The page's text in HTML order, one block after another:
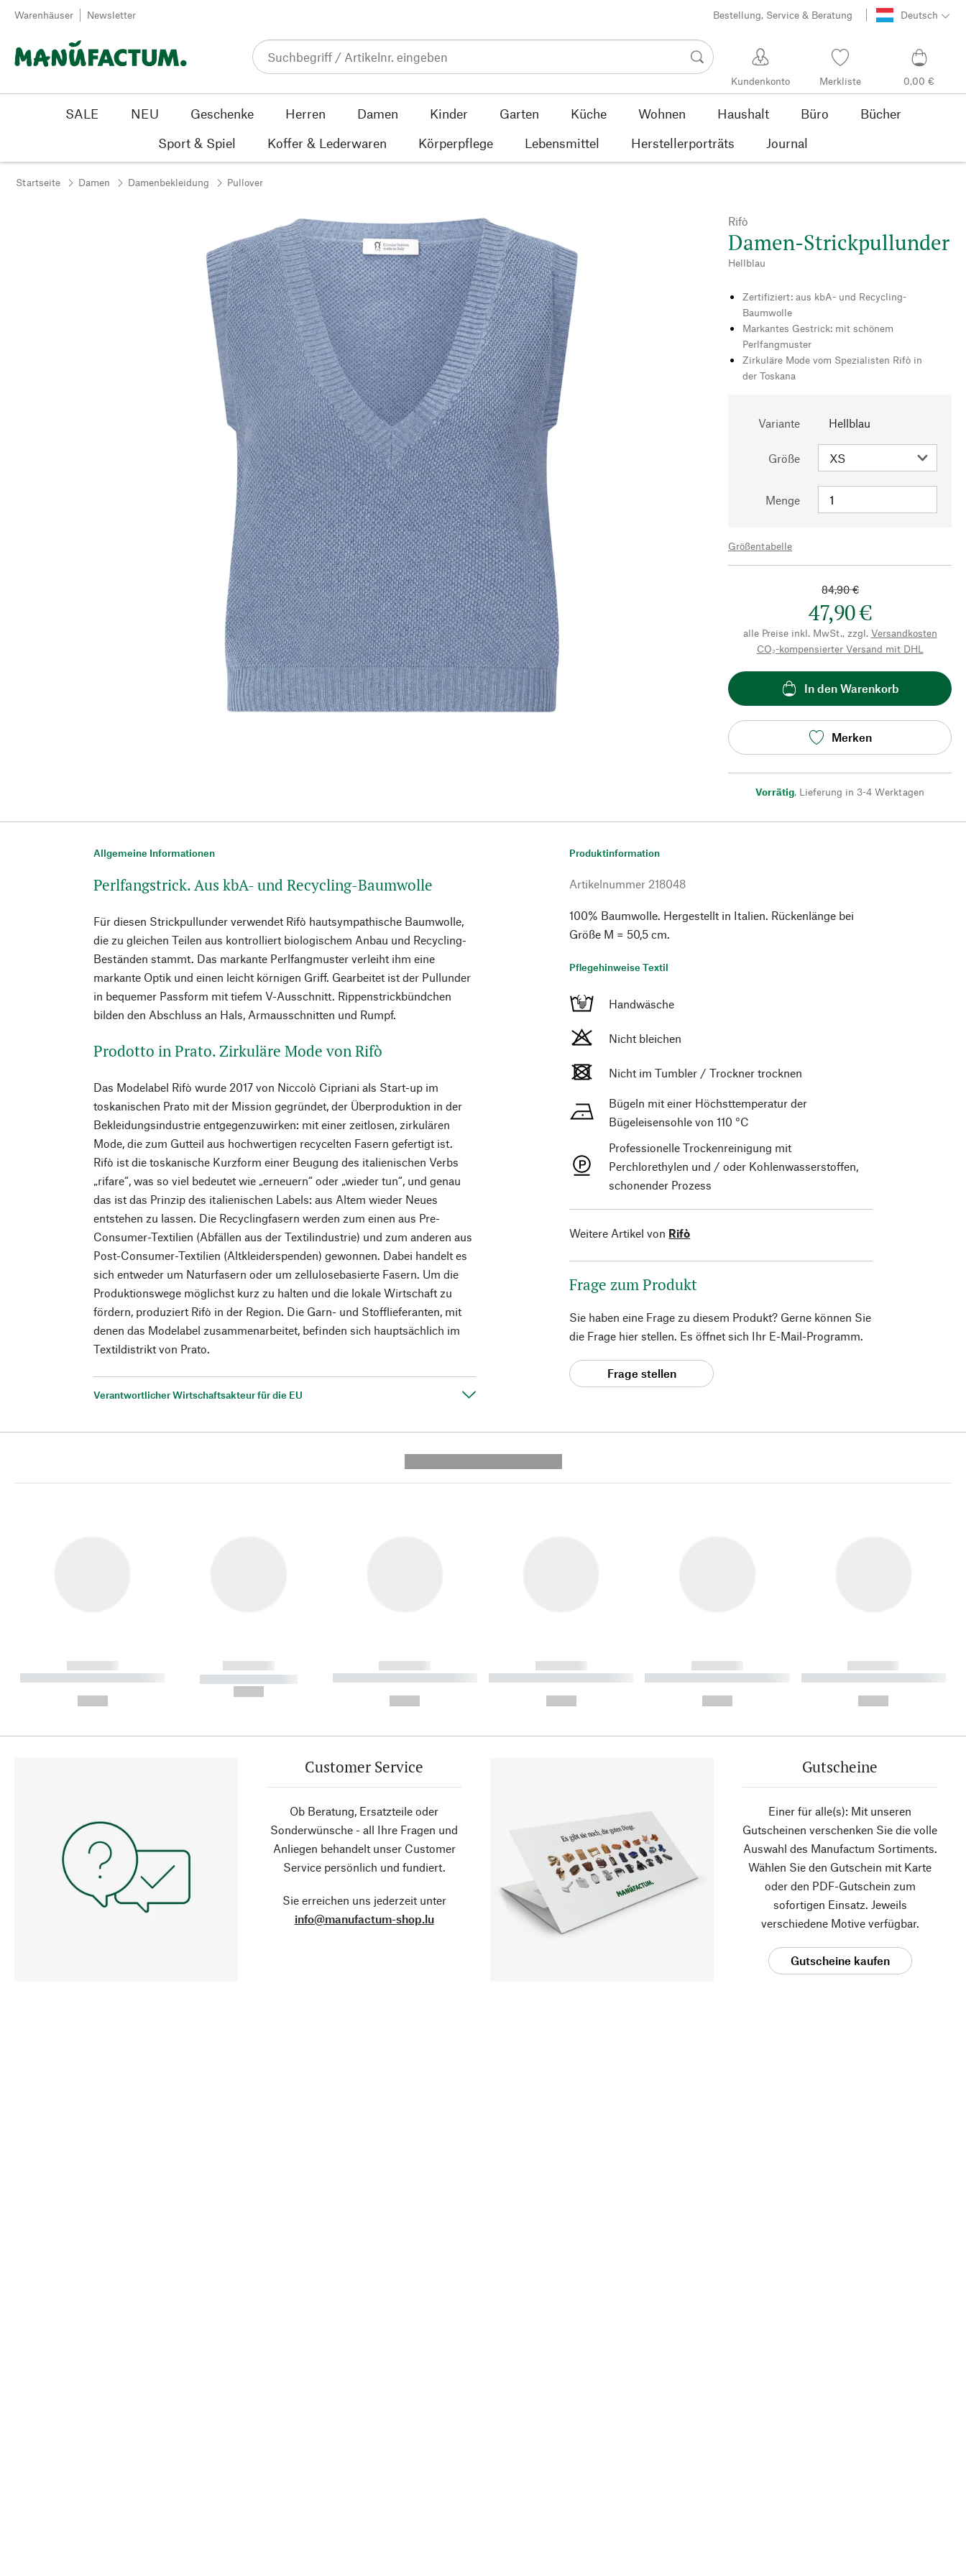
Zum Inhalt springen
Warenhäuser Newsletter Bestellung, Service & Beratung Deutsch
Kundenkonto Merkliste 0,00 €
SALE NEU Geschenke Herren Damen Kinder Garten Küche Wohnen Haushalt Büro
Bücher
Sport & Spiel
Koffer & Lederwaren Körperpflege Lebensmittel Herstellerporträts Journal
Startseite Damen Damenbekleidung Pullover
Rifò
Damen-Strickpullunder
Hellblau
Zertifiziert: aus kbA- und Recycling-
Baumwolle
Markantes Gestrick: mit schönem
Perlfangmuster
Zirkuläre Mode vom Spezialisten Rifò in
der Toskana
Variante Hellblau
Größe
Menge
Größentabelle
84,90 €
47,90 €
alle Preise inkl. MwSt., zzgl. Versandkosten
CO₂-kompensierter Versand mit DHL
In den Warenkorb
Merken
Vorrätig, Lieferung in 3-4 Werktagen
Allgemeine Informationen
Perlfangstrick. Aus kbA- und Recycling-Baumwolle
Für diesen Strickpullunder verwendet Rifò hautsympathische Baumwolle,
die zu gleichen Teilen aus kontrolliert biologischem Anbau und Recycling-
Beständen stammt. Das markante Perlfangmuster verleiht ihm eine
markante Optik und einen leicht körnigen Griff. Gearbeitet ist der Pullunder
in bequemer Passform mit tiefem V-Ausschnitt. Rippenstrickbündchen
bilden den Abschluss an Hals, Armausschnitten und Rumpf.
Prodotto in Prato. Zirkuläre Mode von Rifò
Das Modelabel Rifò wurde 2017 von Niccolò Cipriani als Start-up im
toskanischen Prato mit der Mission gegründet, der Überproduktion in der
Bekleidungsindustrie entgegenzuwirken: mit einer zeitlosen, zirkulären
Mode, die zum Gutteil aus hochwertigen recycelten Fasern gefertigt ist.
Rifò ist die toskanische Kurzform einer Beugung des italienischen Verbs
„rifare“, was so viel bedeutet wie „erneuern“ oder „wieder tun“, und genau
das ist das Prinzip des italienischen Labels: aus Altem wieder Neues
entstehen zu lassen. Die Recyclingfasern werden zum einen aus Pre-
Consumer-Textilien (Abfällen aus der Textilindustrie) und zum anderen aus
Post-Consumer-Textilien (Altkleiderspenden) gewonnen. Dabei handelt es
sich entweder um Naturfasern oder um zellulosebasierte Fasern. Um die
Produktionswege möglichst kurz zu halten und die lokale Wirtschaft zu
fördern, produziert Rifò in der Region. Die Garn- und Stofflieferanten, mit
denen das Modelabel zusammenarbeitet, befinden sich hauptsächlich im
Textildistrikt von Prato.
Verantwortlicher Wirtschaftsakteur für die EU
Produktinformation
Artikelnummer 218048
100% Baumwolle. Hergestellt in Italien. Rückenlänge bei
Größe M = 50,5 cm.
Pflegehinweise Textil
Handwäsche
Nicht bleichen
Nicht im Tumbler / Trockner trocknen
Bügeln mit einer Höchsttemperatur der
Bügeleisensohle von 110 °C
Professionelle Trockenreinigung mit
Perchlorethylen und / oder Kohlenwasserstoffen,
schonender Prozess
Weitere Artikel von Rifò
Frage zum Produkt
Sie haben eine Frage zu diesem Produkt? Gerne können Sie
die Frage hier stellen. Es öffnet sich Ihr E-Mail-Programm.
Frage stellen
------------
----------- ----------- ----------
------------
----------- -----------
------------
----------- ----------- ----------
------------
----------- ----------- ----------
------------
----------- ----------- ----------
------------
----------- ----------- ----------
Customer Service
Ob Beratung, Ersatzteile oder
Sonderwünsche - all Ihre Fragen und
Anliegen behandelt unser Customer
Service persönlich und fundiert.
Sie erreichen uns jederzeit unter
info@manufactum-shop.lu
Gutscheine
Einer für alle(s): Mit unseren
Gutscheinen verschenken Sie die volle
Auswahl des Manufactum Sortiments.
Wählen Sie den Gutschein mit Karte
oder den PDF-Gutschein zum
sofortigen Einsatz. Jeweils
verschiedene Motive verfügbar.
Gutscheine kaufen